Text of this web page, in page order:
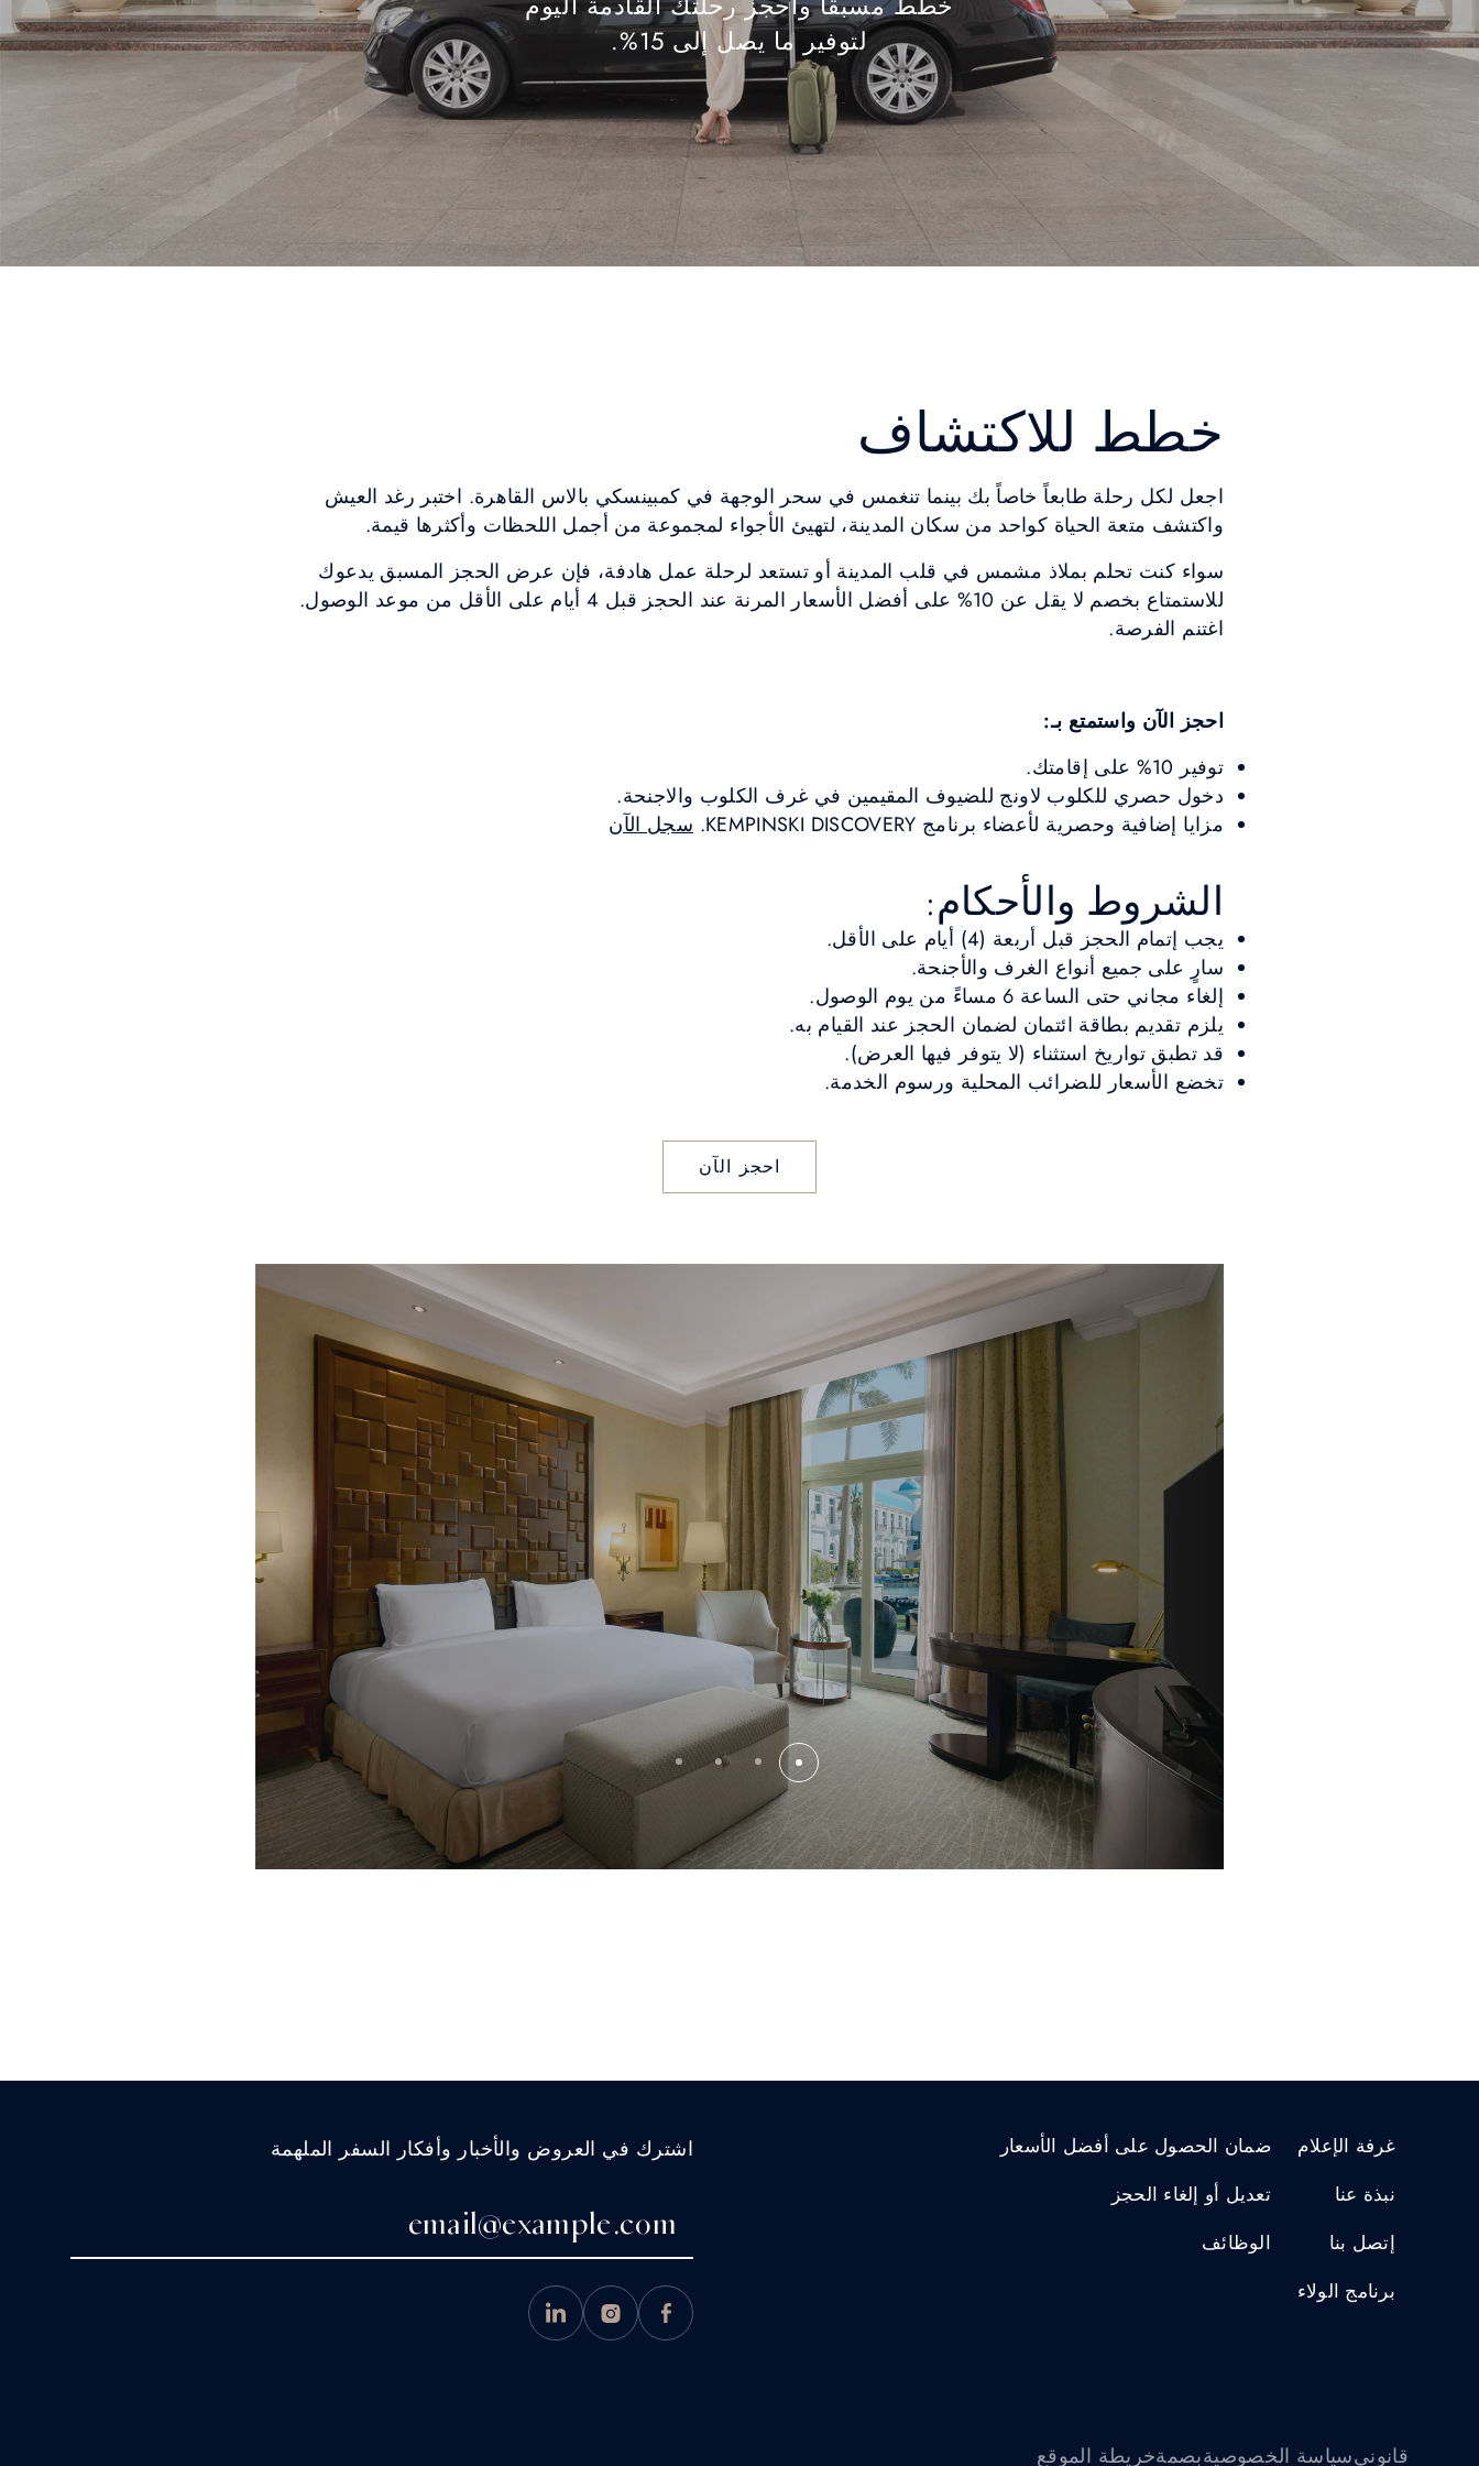
لتوفير ما يصل إلى 15%.
خطط للاكتشاف
اجعل لكل رحلة طابعاً خاصاً بك بينما تنغمس في سحر الوجهة في كمبينسكي بالاس القاهرة. اختبر رغد العيش
واكتشف متعة الحياة كواحد من سكان المدينة، لتهيئ الأجواء لمجموعة من أجمل اللحظات وأكثرها قيمة.
سواء كنت تحلم بملاذ مشمس في قلب المدينة أو تستعد لرحلة عمل هادفة، فإن عرض الحجز المسبق يدعوك
للاستمتاع بخصم لا يقل عن 10% على أفضل الأسعار المرنة عند الحجز قبل 4 أيام على الأقل من موعد الوصول.
اغتنم الفرصة.
احجز الآن واستمتع بـ:
توفير 10% على إقامتك.
دخول حصري للكلوب لاونج للضيوف المقيمين في غرف الكلوب والاجنحة.
مزايا إضافية وحصرية لأعضاء برنامج KEMPINSKI DISCOVERY.
سجل الآن
الشروط والأحكام:
يجب إتمام الحجز قبل أربعة (4) أيام على الأقل.
سارٍ على جميع أنواع الغرف والأجنحة.
إلغاء مجاني حتى الساعة 6 مساءً من يوم الوصول.
يلزم تقديم بطاقة ائتمان لضمان الحجز عند القيام به.
قد تطبق تواريخ استثناء (لا يتوفر فيها العرض).
تخضع الأسعار للضرائب المحلية ورسوم الخدمة.
احجز الآن
غرفة الإعلام
نبذة عنا
إتصل بنا
برنامج الولاء
ضمان الحصول على أفضل الأسعار
تعديل أو إلغاء الحجز
الوظائف
اشترك في العروض والأخبار وأفكار السفر الملهمة
قانونيسياسة الخصوصيةبصمةخريطة الموقع